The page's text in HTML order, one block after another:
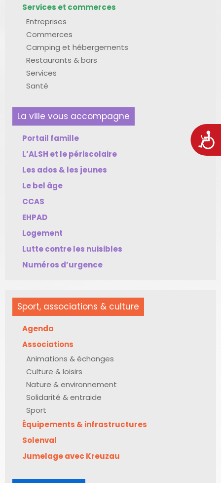
Services et commerces
Entreprises
Commerces
Camping et hébergements
Restaurants & bars
Services
Santé
La ville vous accompagne
Portail famille
L’ALSH et le périscolaire
Les ados & les jeunes
Le bel âge
CCAS
EHPAD
Logement
Lutte contre les nuisibles
Numéros d’urgence
Sport, associations & culture
Agenda
Associations
Animations & échanges
Culture & loisirs
Nature & environnement
Solidarité & entraide
Sport
Équipements & infrastructures
Solenval
Jumelage avec Kreuzau